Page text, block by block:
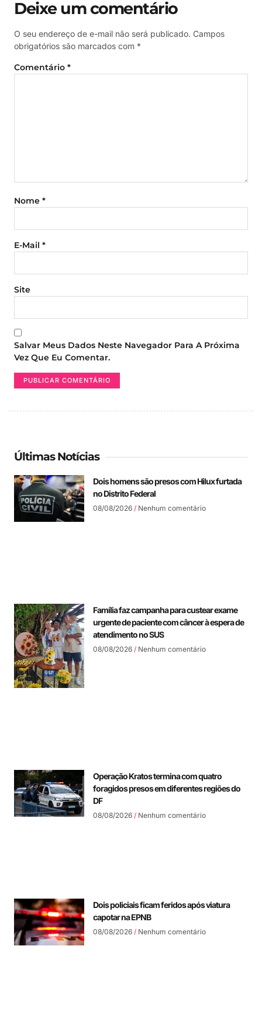
Deixe um comentário
O seu endereço de e-mail não será publicado. Campos
obrigatórios são marcados com *
Comentário *
Nome *
E-Mail *
Site
Salvar Meus Dados Neste Navegador Para A Próxima
Vez Que Eu Comentar.
Últimas Notícias
Dois homens são presos com Hilux furtada
no Distrito Federal
08/08/2026 Nenhum comentário
Família faz campanha para custear exame
urgente de paciente com câncer à espera de
atendimento no SUS
08/08/2026 Nenhum comentário
Operação Kratos termina com quatro
foragidos presos em diferentes regiões do
DF
08/08/2026 Nenhum comentário
Dois policiais ficam feridos após viatura
capotar na EPNB
08/08/2026 Nenhum comentário